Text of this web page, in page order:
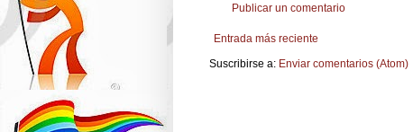
Publicar un comentario
Entrada más reciente
Suscribirse a: Enviar comentarios (Atom)